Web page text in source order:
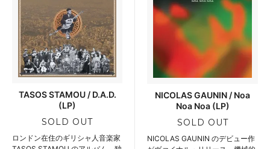
TASOS STAMOU / D.A.D.
(LP)
SOLD OUT
ロンドン在住のギリシャ人音楽家
NICOLAS GAUNIN / Noa
Noa Noa (LP)
SOLD OUT
NICOLAS GAUNIN のデビュー作